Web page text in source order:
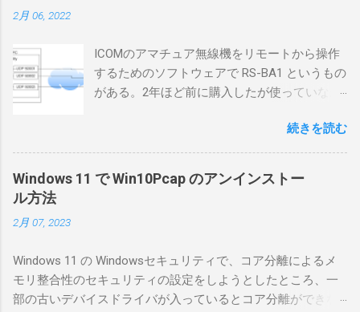
2月 06, 2022
ICOMのアマチュア無線機をリモートから操作
するためのソフトウェアで RS-BA1 というもの
がある。2年ほど前に購入したが使っていなか
としているので、リモートから操作できる無
線局構築のために、真面目に使ってみること
くだろうと思ったのだが、ちっともそんなに
合は、下記のこれらものが必要である ICOMの
無線機。 今回は私が持っているIC-7300を使
う。 無線機側(サーバ側) のWindows PC。 今
続きを読む
Windows 11 で Win10Pcap のアンインストー
ル方法
2月 07, 2023
Windows 11 の Windowsセキュリティで、コア分離によるメ
モリ整合性のセキュリティの設定をしようとしたところ、一
部の古いデバイスドライバが入っているとコア分離ができな